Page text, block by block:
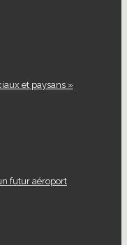
et paysans »
futur aéroport